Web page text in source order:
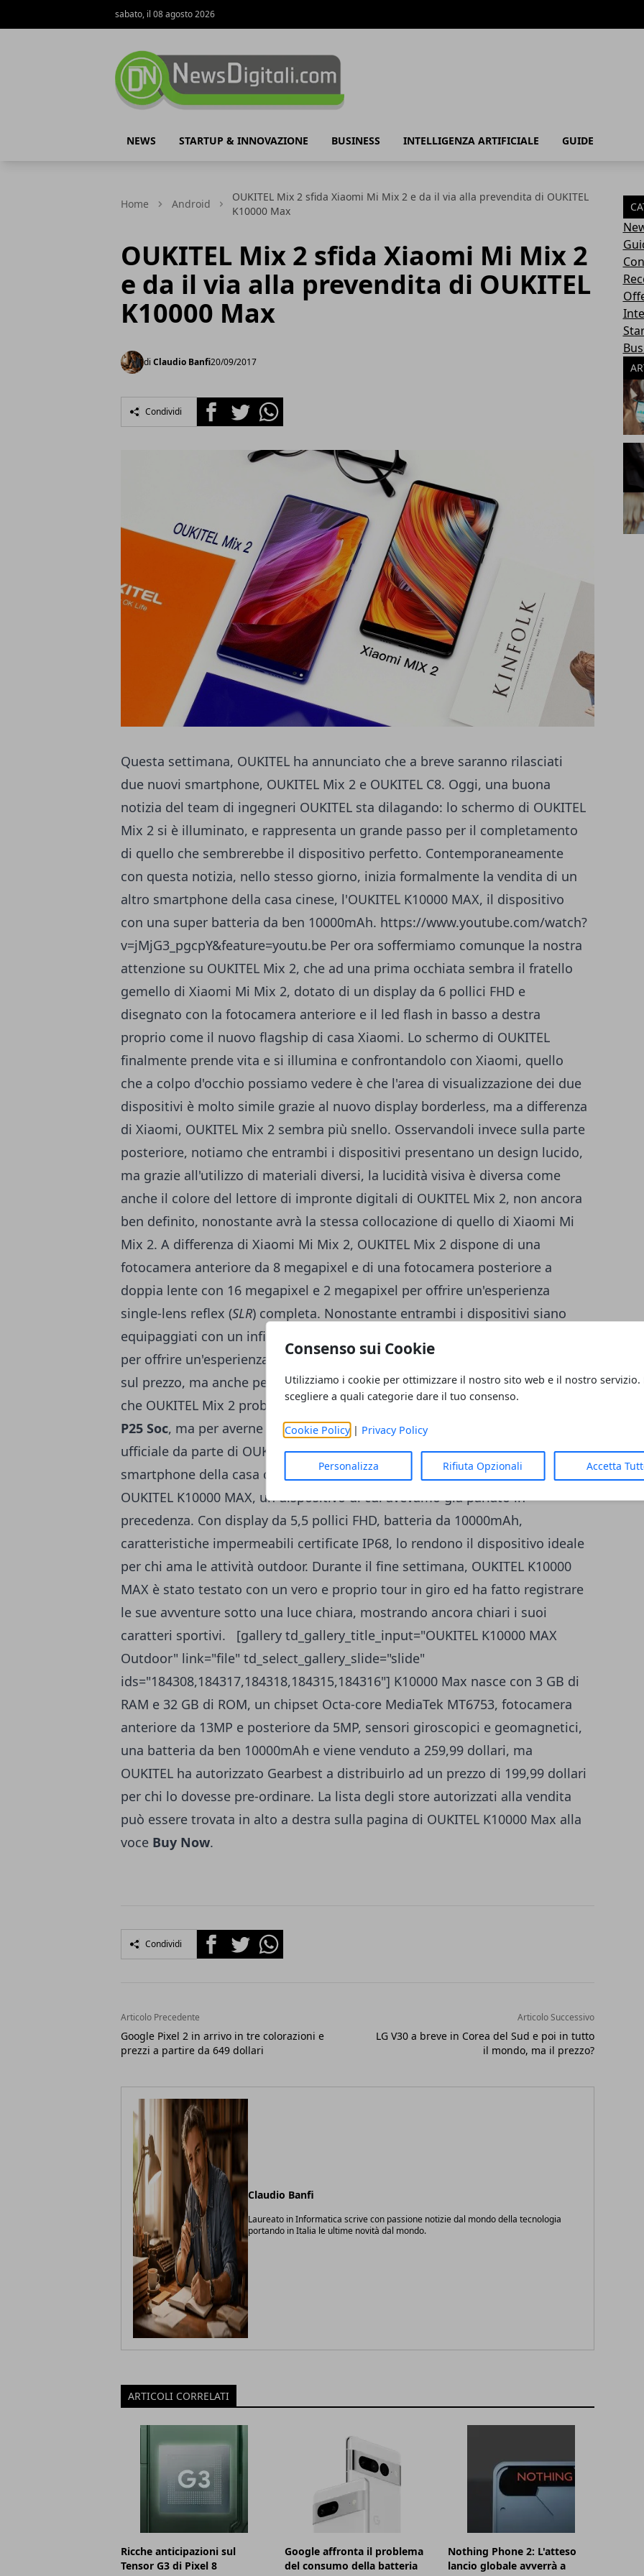
Consenso sui Cookie
Utilizziamo i cookie per ottimizzare il nostro sito web e il nostro servizio.
scegliere a quali categorie dare il tuo consenso.
Cookie Policy| Privacy Policy
Personalizza Rifiuta Opzionali Accetta
sabato, il 08 agosto 2026
NEWS STARTUP & INNOVAZIONE BUSINESS INTELLIGENZA ARTIFICIALE GUIDE
Home Android
OUKITEL Mix 2 sfida Xiaomi Mi Mix 2 e da il via alla prevendita di OUKITEL
K10000 Max
OUKITEL Mix 2 sfida Xiaomi Mi Mix 2
e da il via alla prevendita di OUKITEL
K10000 Max
di Claudio Banfi20/09/2017
Condividi FacebookTwitterWhatsapp
Questa settimana, OUKITEL ha annunciato che a breve saranno rilasciati
due nuovi smartphone, OUKITEL Mix 2 e OUKITEL C8. Oggi, una buona
notizia del team di ingegneri OUKITEL sta dilagando: lo schermo di OUKITEL
Mix 2 si è illuminato, e rappresenta un grande passo per il completamento
di quello che sembrerebbe il dispositivo perfetto. Contemporaneamente
con questa notizia, nello stesso giorno, inizia formalmente la vendita di un
altro smartphone della casa cinese, l'OUKITEL K10000 MAX, il dispositivo
con una super batteria da ben 10000mAh. https://www.youtube.com/watch?
v=jMjG3_pgcpY&feature=youtu.be Per ora soffermiamo comunque la nostra
attenzione su OUKITEL Mix 2, che ad una prima occhiata sembra il fratello
gemello di Xiaomi Mi Mix 2, dotato di un display da 6 pollici FHD e
disegnato con la fotocamera anteriore e il led flash in basso a destra
proprio come il nuovo flagship di casa Xiaomi. Lo schermo di OUKITEL
finalmente prende vita e si illumina e confrontandolo con Xiaomi, quello
che a colpo d'occhio possiamo vedere è che l'area di visualizzazione dei due
dispositivi è molto simile grazie al nuovo display borderless, ma a differenza
di Xiaomi, OUKITEL Mix 2 sembra più snello. Osservandoli invece sulla parte
posteriore, notiamo che entrambi i dispositivi presentano un design lucido,
ma grazie all'utilizzo di materiali diversi, la lucidità visiva è diversa come
anche il colore del lettore di impronte digitali di OUKITEL Mix 2, non ancora
ben definito, nonostante avrà la stessa collocazione di quello di Xiaomi Mi
Mix 2. A differenza di Xiaomi Mi Mix 2, OUKITEL Mix 2 dispone di una
fotocamera anteriore da 8 megapixel e di una fotocamera posteriore a
doppia lente con 16 megapixel e 2 megapixel per offrire un'esperienza
single-lens reflex (SLR) completa. Nonostante entrambi i dispositivi siano
equipaggiati con un infinity display, OUKITEL Mix 2 sfiderà Xiaomi Mi Mix 2
per offrire un'esperienza diversa ma eccellente rispetto a Xiaomi, non solo
sul prezzo, ma anche per le riprese e le prestazioni. Rumors trapelati dicono
che OUKITEL Mix 2 probabilmente sarà equipaggiato con il chipset
P25 Soc, ma per averne conferma dovremo aspettare una comunicazione
ufficiale da parte di OUKITEL. In attesa di OUKITEL Mix 2, un altro ottimo
smartphone della casa cinese sta per essere distribuito, stiamo parlando di
OUKITEL K10000 MAX, un dispositivo di cui avevamo già parlato in
precedenza. Con display da 5,5 pollici FHD, batteria da 10000mAh,
caratteristiche impermeabili certificate IP68, lo rendono il dispositivo ideale
per chi ama le attività outdoor. Durante il fine settimana, OUKITEL K10000
MAX è stato testato con un vero e proprio tour in giro ed ha fatto registrare
le sue avventure sotto una luce chiara, mostrando ancora chiari i suoi
caratteri sportivi. [gallery td_gallery_title_input="OUKITEL K10000 MAX
Outdoor" link="file" td_select_gallery_slide="slide"
ids="184308,184317,184318,184315,184316"] K10000 Max nasce con 3 GB di
RAM e 32 GB di ROM, un chipset Octa-core MediaTek MT6753, fotocamera
anteriore da 13MP e posteriore da 5MP, sensori giroscopici e geomagnetici,
una batteria da ben 10000mAh e viene venduto a 259,99 dollari, ma
OUKITEL ha autorizzato Gearbest a distribuirlo ad un prezzo di 199,99 dollari
per chi lo dovesse pre-ordinare. La lista degli store autorizzati alla vendita
può essere trovata in alto a destra sulla pagina di OUKITEL K10000 Max alla
voce Buy Now.
Condividi FacebookTwitterWhatsapp
Articolo Precedente
Google Pixel 2 in arrivo in tre colorazioni e
prezzi a partire da 649 dollari
Articolo Successivo
LG V30 a breve in Corea del Sud e poi in tutto
il mondo, ma il prezzo?
Claudio Banfi
Laureato in Informatica scrive con passione notizie dal mondo della tecnologia
portando in Italia le ultime novità dal mondo.
ARTICOLI CORRELATI
Ricche anticipazioni sul
Tensor G3 di Pixel 8
Google affronta il problema
del consumo della batteria
Nothing Phone 2: L'atteso
lancio globale avverrà a